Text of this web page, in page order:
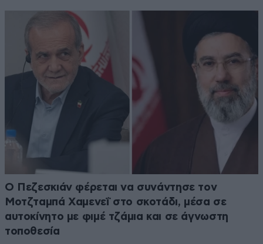
Ο Πεζεσκιάν φέρεται να συνάντησε τον
Μοτζταμπά Χαμενεΐ στο σκοτάδι, μέσα σε
αυτοκίνητο με φιμέ τζάμια και σε άγνωστη
τοποθεσία